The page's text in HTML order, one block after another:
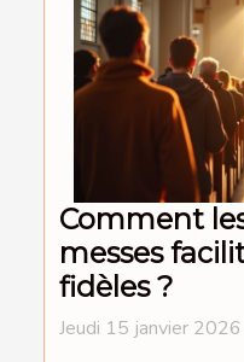
Comment
messes
fidèles ?
Jeudi 15 janvier